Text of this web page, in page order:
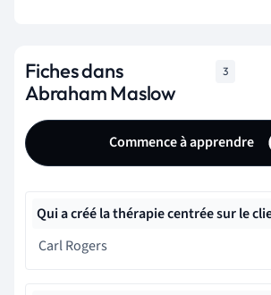
Fiches dans
Abraham Maslow
3
Commence à apprendre
Qui a créé la thérapie centrée sur le
Carl Rogers